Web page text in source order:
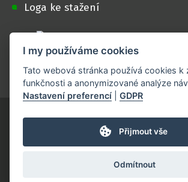
Loga ke stažení
Projekt je realizován s finanční
Ministerstva zemědělství
Tvorba webových stránek, Redakční systém
SUITU
I my používáme cookies
Tato webová stránka používá cookies k
funkčnosti a anonymizované analýze
Nastavení preferencí |GDPR
Přijmout vše
Odmítnout